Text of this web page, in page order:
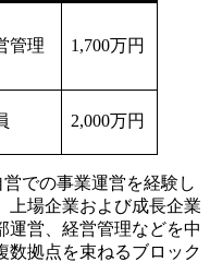
管理 1,700万円
2,000万円
での事業運営を経験し
上場企業および成長企業
運営、経営管理などを中
数拠点を束ねるブロック